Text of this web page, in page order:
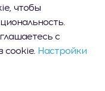
не только
но и в качестве
или особого
инвентарю.
одна
чтобы
с
cookie. Настройки